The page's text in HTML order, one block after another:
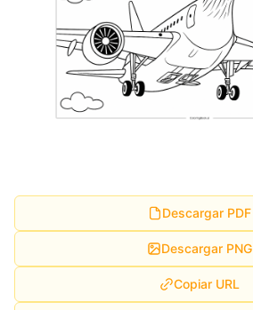
Descargar PDF
Descargar PNG
Copiar URL